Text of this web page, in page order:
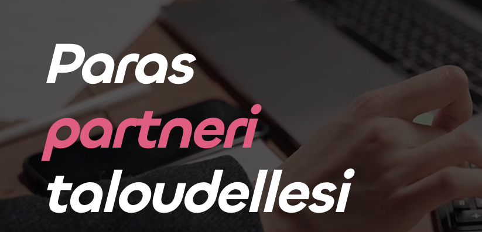
Paras
partneri
taloudellesi
PALKANLASKENTA